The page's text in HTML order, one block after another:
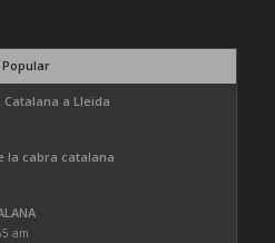
Popular
Catalana a Lleida
la cabra catalana
am